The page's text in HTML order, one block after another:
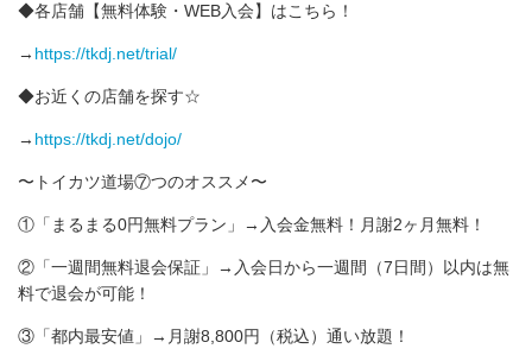
◆各店舗【無料体験・WEB入会】はこちら！
→ https://tkdj.net/trial/
◆お近くの店舗を探す☆
→ https://tkdj.net/dojo/
〜トイカツ道場⑦つのオススメ〜
①「まるまる0円無料プラン」→入会金無料！月謝2ヶ月無料！
②「一週間無料退会保証」→入会日から一週間（7日間）以内は無
料で退会が可能！
③「都内最安値」→月謝8,800円（税込）通い放題！